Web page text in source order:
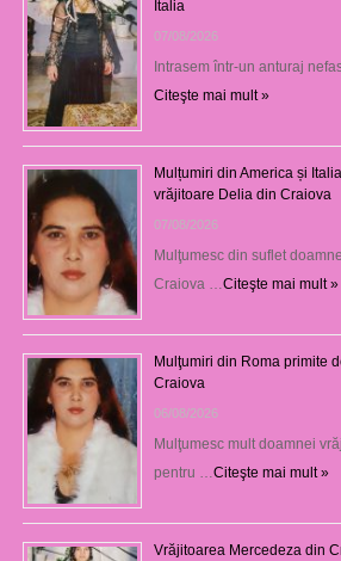
Italia
07/08/2026
Intrasem într-un anturaj
Citeşte mai mult »
Mulțumiri din America și
vrăjitoare Delia din Craiova
07/08/2026
Mulţumesc din suflet
Craiova … Citeşte mai mult »
Mulţumiri din Roma primite
Craiova
06/08/2026
Mulţumesc mult doamnei
pentru … Citeşte mai mult »
Vrăjitoarea Mercedeza din